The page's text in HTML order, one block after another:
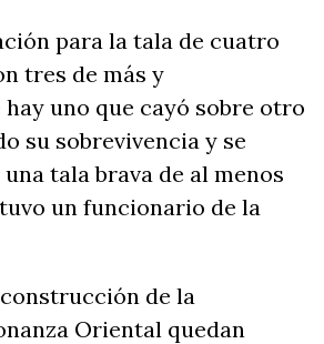
para la tala de cuatro
tres de más y
uno que cayó sobre otro
su sobrevivencia y se
tala brava de al menos
un funcionario de la
de la
Oriental quedan